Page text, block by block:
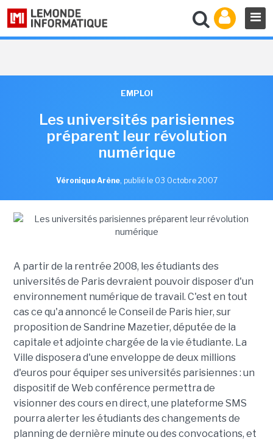
EMPLOI
Les universités parisiennes
préparent leur révolution
numérique
Véronique Arène, publié le 03 Octobre 2007
A partir de la rentrée 2008, les étudiants des
universités de Paris devraient pouvoir disposer d'un
environnement numérique de travail. C'est en tout
cas ce qu'a annoncé le Conseil de Paris hier, sur
proposition de Sandrine Mazetier, députée de la
capitale et adjointe chargée de la vie étudiante. La
Ville disposera d'une enveloppe de deux millions
d'euros pour équiper ses universités parisiennes : un
dispositif de Web conférence permettra de
visionner des cours en direct, une plateforme SMS
pourra alerter les étudiants des changements de
planning de dernière minute ou des convocations, et